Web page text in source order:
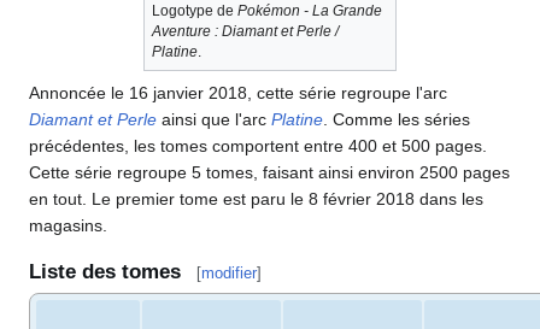
Logotype de Pokémon - La Grande
Aventure : Diamant et Perle /
Platine
Annoncée le 16 janvier 2018, cette série regroupe l'arc
Diamant et Perle ainsi que l'arc Platine . Comme les séries
précédentes, les tomes comportent entre 400 et 500 pages.
Cette série regroupe 5 tomes, faisant ainsi environ 2500 pages
en tout. Le premier tome est paru le 8 février 2018 dans les
magasins.
Liste des tomes [modifier]